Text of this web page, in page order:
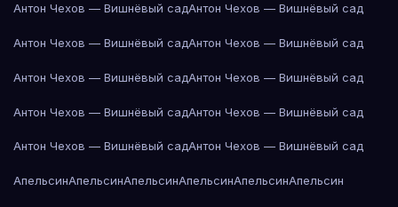
Антон Чехов — Вишнёвый садАнтон Чехов — Вишнёвый сад
Антон Чехов — Вишнёвый садАнтон Чехов — Вишнёвый сад
Антон Чехов — Вишнёвый садАнтон Чехов — Вишнёвый сад
Антон Чехов — Вишнёвый садАнтон Чехов — Вишнёвый сад
Антон Чехов — Вишнёвый садАнтон Чехов — Вишнёвый сад
АпельсинАпельсинАпельсинАпельсинАпельсинАпельсин